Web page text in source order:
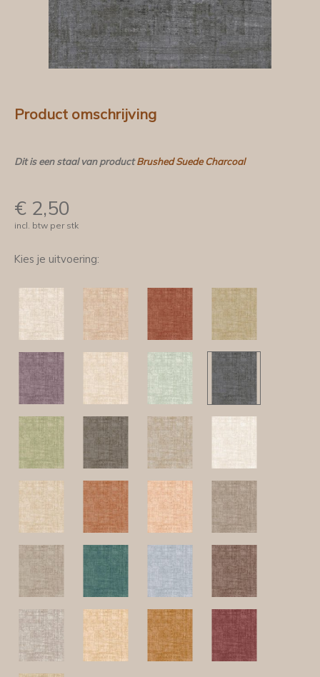
Product omschrijving
Dit is een staal van productBrushed Suede Charcoal
€ 2,50
incl. btw per stk
Kies je uitvoering: